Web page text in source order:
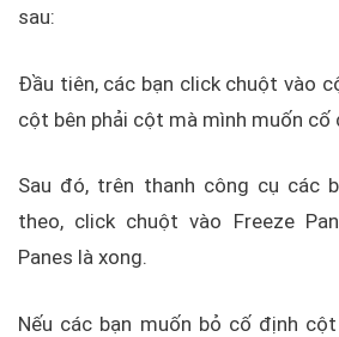
sau:
Đầu tiên, các bạn click chuột vào
cột bên phải cột mà mình muốn cố
Sau đó, trên thanh công cụ các
theo, click chuột vào Freeze
Panes là xong.
Nếu các bạn muốn bỏ cố định